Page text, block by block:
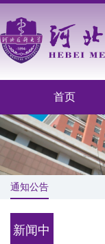
首页
通知公告
新闻中